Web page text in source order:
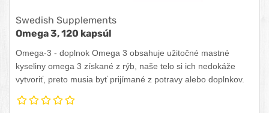
Swedish Supplements
Omega 3, 120 kapsúl
Omega-3 - doplnok Omega 3 obsahuje užitočné mastné
kyseliny omega 3 získané z rýb, naše telo si ich nedokáže
vytvoriť, preto musia byť prijímané z potravy alebo doplnkov.